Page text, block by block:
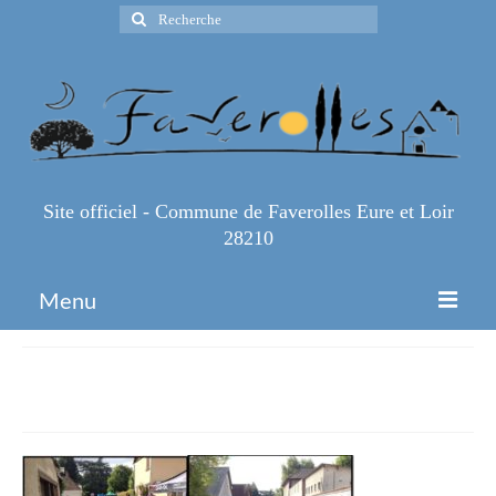
Rechercher
:
Site officiel - Commune de Faverolles Eure et Loir
28210
Menu
Infos Pratiques